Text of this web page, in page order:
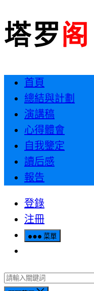
首頁
總結與計劃
演講稿
心得體會
自我鑒定
讀后感
報告
登錄
注冊
菜單